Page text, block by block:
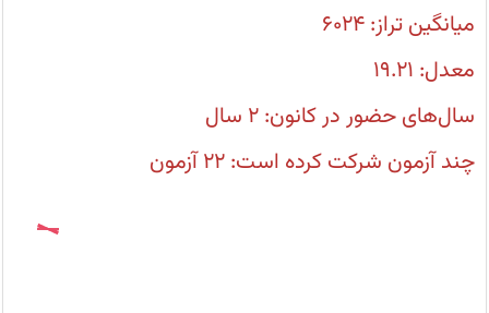
برنامه
ریزی
با
توجه
برنامه
راهبردی
هاست.
میانگین تراز: 6024
معدل: 19.21
سال‌های حضور در کانون: 2 سال
چند آزمون شرکت کرده است: 22 آزمون